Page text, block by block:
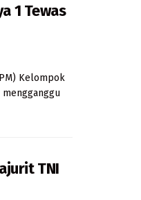
1 Tewas
Kelompok
TNI